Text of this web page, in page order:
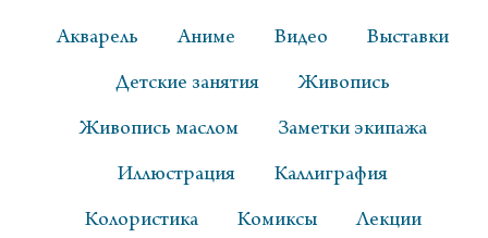
Акварель Аниме Видео Выставки
Детские занятия Живопись
Живопись маслом Заметки экипажа
Иллюстрация Каллиграфия
Колористика Комиксы Лекции